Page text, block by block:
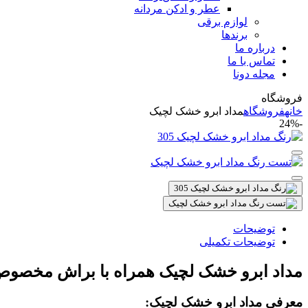
عطر و ادکن مردانه
لوازم برقی
برندها
درباره ما
تماس با ما
مجله دونا
فروشگاه
خانهفروشگاهمداد ابرو خشک لچیک
-24%
توضیحات
توضیحات تکمیلی
مداد ابرو خشک لچیک همراه با براش
معرفی مداد ابرو خشک لچیک: